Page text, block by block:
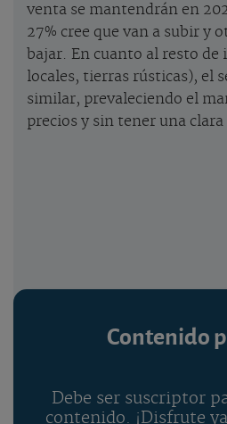
venta se mantendrán en
27% cree que van a subir y
bajar. En cuanto al resto de
locales, tierras rústicas), el
similar, prevaleciendo el
precios y sin tener una
Contenido
Debe ser suscriptor
contenido. ¡Disfrute